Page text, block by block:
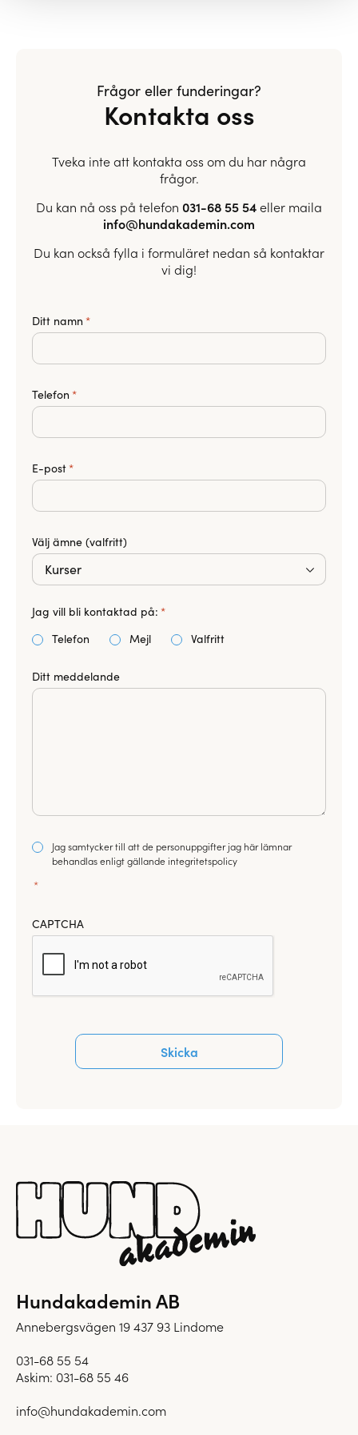
Frågor eller funderingar?
Kontakta oss
Tveka inte att kontakta oss om du har några
frågor.
Du kan nå oss på telefon 031-68 55 54eller maila
info@hundakademin.com
Du kan också fylla i formuläret nedan så kontaktar
vi dig!
Ditt namn *
Telefon *
E-post*
Välj ämne (valfritt)
Jag vill bli kontaktad på: *
Telefon Mejl Valfritt
Ditt meddelande
ConsentJag samtycker till att de personuppgifter jag här lämnar
behandlas enligt gällande integritetspolicy
*
CAPTCHA
Hundakademin AB
Annebergsvägen 19 437 93 Lindome
031-68 55 54
Askim: 031-68 55 46
info@hundakademin.com